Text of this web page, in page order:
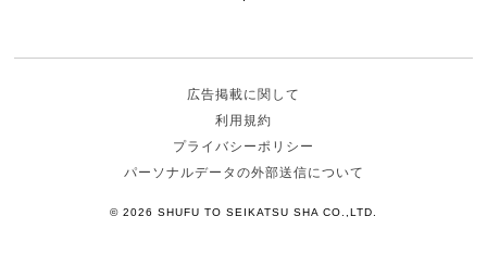
広告掲載に関して
利用規約
プライバシーポリシー
パーソナルデータの外部送信について
© 2026 SHUFU TO SEIKATSU SHA CO.,LTD.